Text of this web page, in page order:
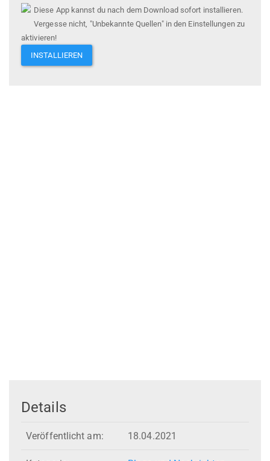
Diese App kannst du nach dem Download sofort installieren.
Vergesse nicht, "Unbekannte Quellen" in den Einstellungen zu
aktivieren!
INSTALLIEREN
Details
Veröffentlicht am: 18.04.2021